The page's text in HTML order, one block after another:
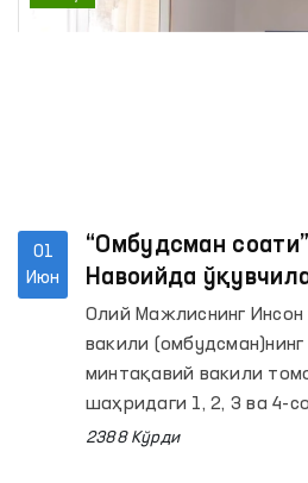
бюроси (ДИИҲБ)
билан учрашишди.
01
Июн
“Омбудсман
Навоийда
хабардорлиги
Олий Мажлиснинг Инсон
вакили
минтақавий вакили
шаҳридаги 1, 2, 3 ва 4-
шунингдек Нурота
2388 Кўрди